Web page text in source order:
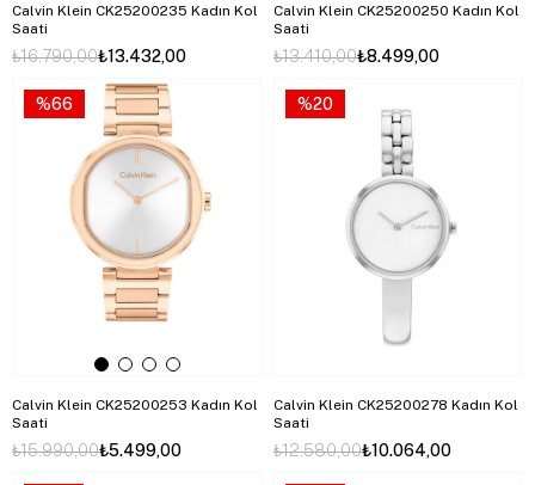
Calvin Klein CK25200235 Kadın Kol
Saati
₺13.432,00
₺16.790,00
Calvin Klein CK25200250 Kadın Kol
Saati
₺8.499,00
₺13.410,00
Calvin Klein CK25200253 Kadın Kol
Saati
₺5.499,00
₺15.990,00
%66
Calvin Klein CK25200278 Kadın Kol
Saati
₺10.064,00
₺12.580,00
%20